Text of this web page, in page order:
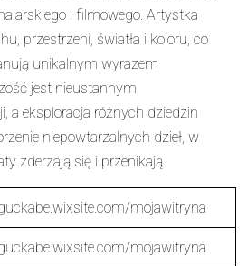
i filmowego. Artystka
przestrzeni, światła i koloru, co
unikalnym wyrazem
jest nieustannym
a eksploracja różnych dziedzin
niepowtarzalnych dzieł, w
zderzają się i przenikają.
mojawitryna
mojawitryna